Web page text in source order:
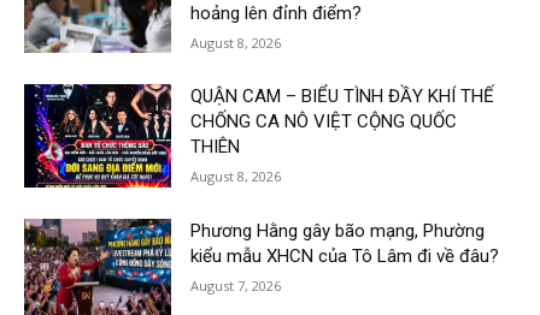
hoảng lên đỉnh điểm?
August 8, 2026
QUẬN CAM – BIỂU TÌNH ĐẦY KHÍ THẾ
CHỐNG CA NÔ VIỆT CỘNG QUỐC
THIÊN
August 8, 2026
Phương Hằng gây bão mạng, Phường
kiểu mẫu XHCN của Tô Lâm đi về đâu?
August 7, 2026